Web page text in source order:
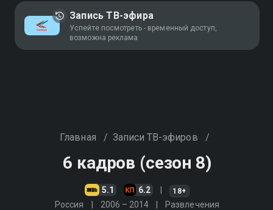
Запись ТВ-эфира
Успейте посмотреть - временный доступ,
возможна реклама
Главная / Записи ТВ-эфиров /
6 кадров (сезон 8)
5.1 6.2 18+
Россия 2006 – 2014 Развлечения